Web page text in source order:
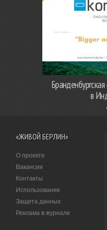
в
«ЖИВОЙ БЕРЛИН»
О проекте
Вакансии
Контакты
Использование
Защита данных
Реклама в журнале